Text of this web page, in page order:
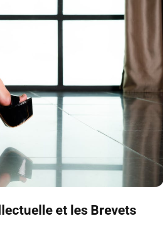
et les Brevets